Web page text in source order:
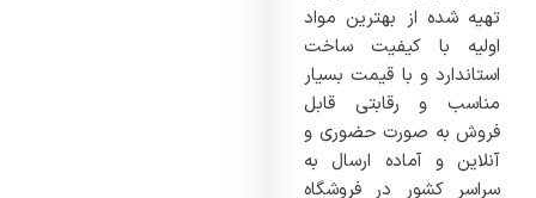
تهیه شده از بهترین مواد
اولیه با کیفیت ساخت
استاندارد و با قیمت بسیار
مناسب و رقابتی قابل
فروش به صورت حضوری و
آنلاین و آماده ارسال به
سراسر کشور در فروشگاه